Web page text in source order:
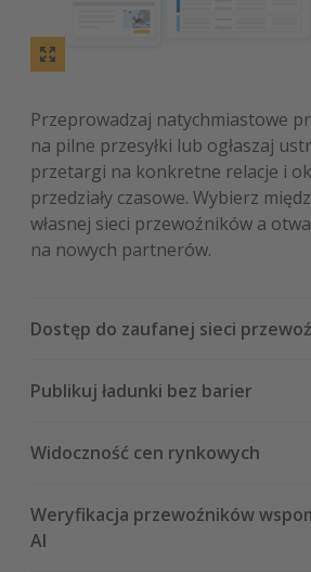
Przeprowadzaj natychmiastowe
na pilne przesyłki lub ogłaszaj
przetargi na konkretne relacje i
przedziały czasowe. Wybierz
własnej sieci przewoźników a
na nowych partnerów.
Dostęp do zaufanej sieci
Publikuj ładunki bez barier
Widoczność cen rynkowych
Weryfikacja przewoźników
AI